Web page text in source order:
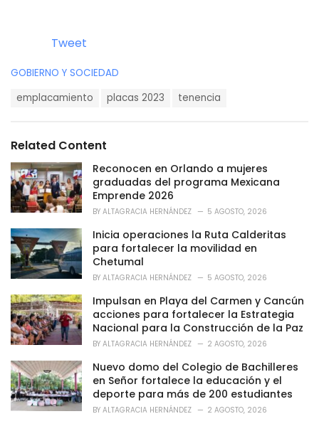
Tweet
C
r
i
e
s
:
GOBIERNO Y SOCIEDAD
:
emplacamiento placas 2023 tenencia
Related Content
Reconocen en Orlando a mujeres
graduadas del programa Mexicana
Emprende 2026
BY ALTAGRACIA HERNÁNDEZ 5 AGOSTO, 2026
Inicia operaciones la Ruta Calderitas
para fortalecer la movilidad en
Chetumal
BY ALTAGRACIA HERNÁNDEZ 5 AGOSTO, 2026
Impulsan en Playa del Carmen y Cancún
acciones para fortalecer la Estrategia
Nacional para la Construcción de la Paz
BY ALTAGRACIA HERNÁNDEZ 2 AGOSTO, 2026
Nuevo domo del Colegio de Bachilleres
en Señor fortalece la educación y el
deporte para más de 200 estudiantes
BY ALTAGRACIA HERNÁNDEZ 2 AGOSTO, 2026